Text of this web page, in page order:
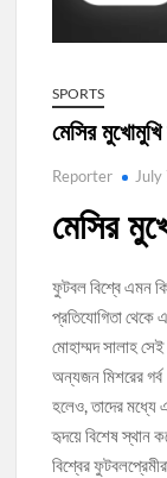
SPORTS
মেসির মুখোমুখি
Reporter
মেসির
ফুটবল বিশ্বে এমন
প্রতিযোগিতা থেকে
মোহাম্মদ সালাহ
অন্যজন মিশরের
হলেও, তাদের
হৃদয়ে বিশেষ স্থান
বিশ্বের